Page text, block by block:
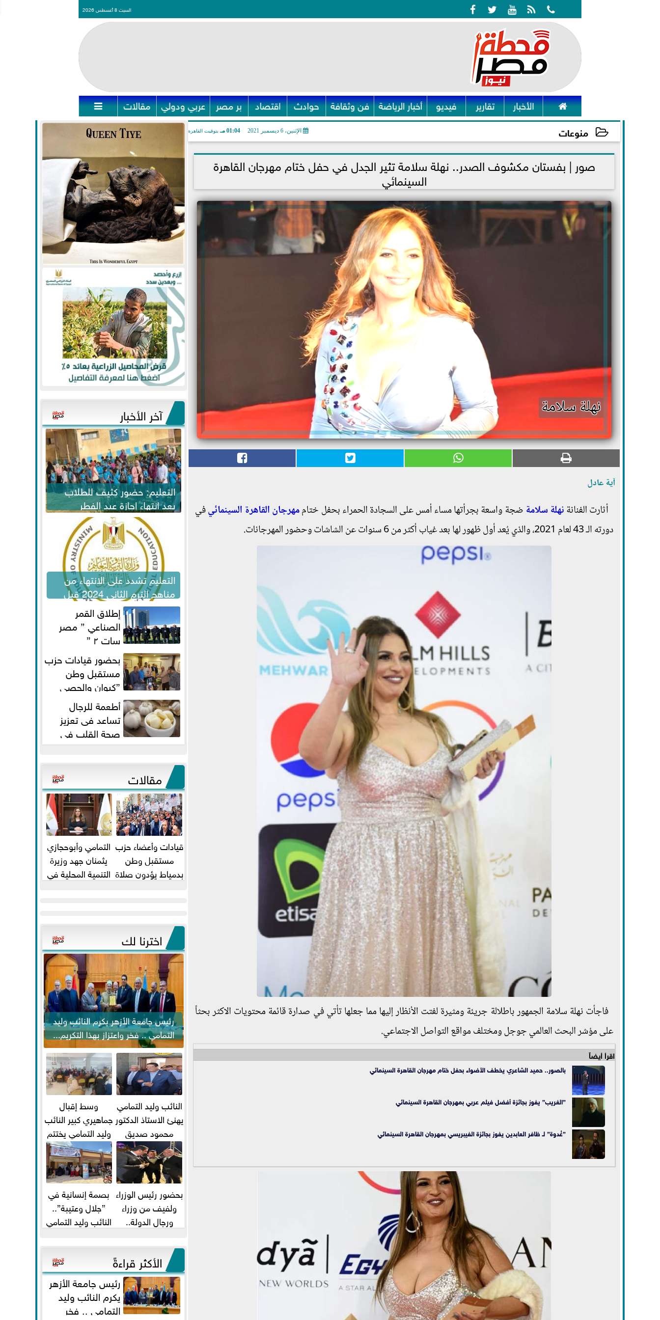
     السبت 8 أغسطس 2026
 الأخبار تقارير فيديو أخبار الرياضة فن وثقافة حوادث اقتصاد بر مصر عربي ودولي مقالات 
منوعات الإثنين، 6 ديسمبر 2021 01:04 مـ بتوقيت القاهرة
2021-12-06 13:04:16صور | بفستان مكشوف الصدر.. نهلة سلامة تثير الجدل في حفل ختام مهرجان القاهرة
السينمائي
نهلة سلامة
آية عادل
أثارت الفنانةنهلة سلامة ضجة واسعة بجرأتها مساء أمس على السجادة الحمراء بحفل ختاممهرجان القاهرة السينمائيفي
دورته الـ 43 لعام 2021، والذي يُعد أول ظهور لها بعد غياب أكثر من 6 سنوات عن الشاشات وحضور المهرجانات.
فاجأت نهلة سلامة الجمهور باطلالة جريئة ومثيرة لفتت الأنظار إليها مما جعلها تأتي في صدارة قائمة محتويات الاكثر بحثاً
على مؤشر البحث العالمي جوجل ومختلف مواقع التواصل الاجتماعي.
اقرأ أيضاً
بالصور.. حميد الشاعري يخطف الأضواء بحفل ختام مهرجان القاهرة السينمائي
”الغريب” يفوز بجائزة أفضل فيلم عربي بمهرجان القاهرة السينمائي
”غُدوة” لـ ظافر العابدين يفوز بجائزة الفيبريسي بمهرجان القاهرة السينمائي
آخر الأخبار
التعليم: حضور كثيف للطلاب
بعد انتهاء إجازة عيد الفطر
لاستكمال المناهج
التعليم تشدد على الانتهاء من
مناهج الترم الثاني 2024 قبل
الامتحانات
إطلاق القمر
الصناعي ” مصر
سات ٢ ”
بحضور قيادات حزب
مستقبل وطن
”كيوان والحصي
والتمامي وابوحجازي وعيسي” أمانه
كفر...
أطعمة للرجال
تساعد فى تعزيز
صحة القلب فى
سن الأربعين
مقالات
قيادات وأعضاء حزب
مستقبل وطن
بدمياط يؤدون صلاة
التمامي وأبوحجازي
يثمنان جهد وزيرة
التنمية المحلية في
اخترنا لك
رئيس جامعة الأزهر يكرم النائب وليد
التمامي .. فخر واعتزاز بهذا التكريم...
النائب وليد التمامي
يهنئ الاستاذ الدكتور
محمود صديق
تكليفة قائم باعمال
...
وسط إقبال
جماهيري كبير النائب
وليد التمامي يختتم
أضخم قافلة طبية
مجانية...
بحضور رئيس الوزراء
ولفيف من وزراء
ورجال الدولة..
ومحمد...
بصمة إنسانية في
”جلال وعتيبة”..
النائب وليد التمامي
شيحة يداويان...
الأكثر قراءةً
رئيس جامعة الأزهر
يكرم النائب وليد
التمامي .. فخر